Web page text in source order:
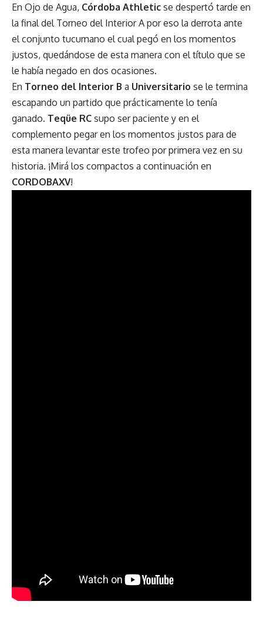
En Ojo de Agua, Córdoba Athletic se despertó tarde en
la final del Torneo del Interior A por eso la derrota ante
el conjunto tucumano el cual pegó en los momentos
justos, quedándose de esta manera con el título que se
le había negado en dos ocasiones.
En Torneo del Interior B a Universitario se le termina
escapando un partido que prácticamente lo tenía
ganado. Teqüe RC supo ser paciente y en el
complemento pegar en los momentos justos para de
esta manera levantar este trofeo por primera vez en su
historia. ¡Mirá los compactos a continuación en
CORDOBAXV!